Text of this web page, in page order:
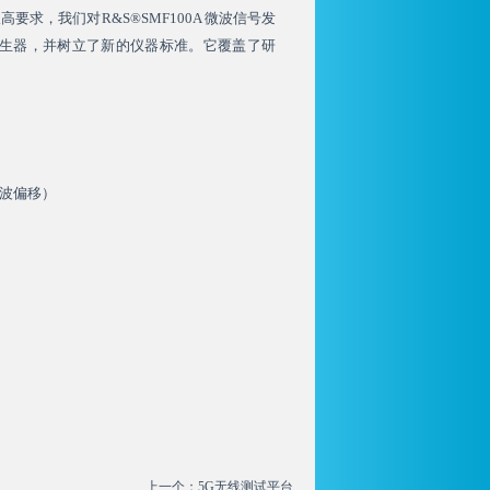
要求，我们对R&S®SMF100A 微波信号发
器，并树立了新的仪器标准。它覆盖了研
偏移）
上一个： 5G无线测试平台